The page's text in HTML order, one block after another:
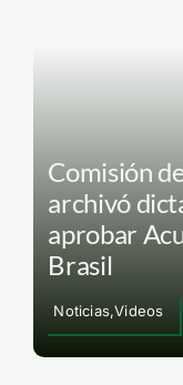
Comisión
archivó
aprobar
Brasil
Noticias,Videos